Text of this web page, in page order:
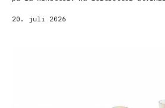
20. juli 2026